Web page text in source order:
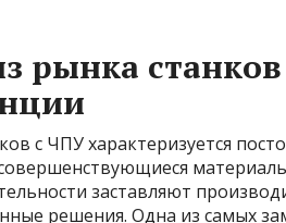
рынка
с ЧПУ характеризуется
заставляют
решения. Одна из самых